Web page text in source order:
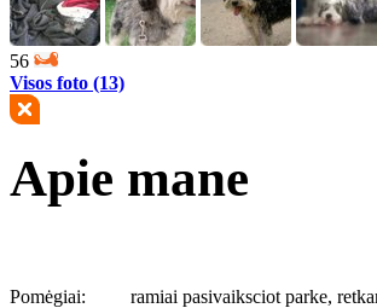
56
Visos foto (13)
Apie mane
Pomėgiai: ramiai pasivaiksciot parke,